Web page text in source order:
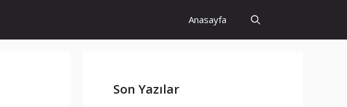
Anasayfa
Son Yazılar